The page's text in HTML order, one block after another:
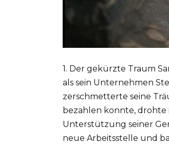
1. Der gekürzte Traum
als sein Unternehmen
zerschmetterte seine
bezahlen konnte, drohte
Unterstützung seiner
neue Arbeitsstelle und